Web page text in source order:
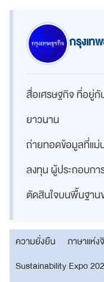
กรุงเท
สื่อเศรษฐกิจ ที่อยู่กั
ยาวนาน
ถ่ายทอดข้อมูลที่แม่
ลงทุน ผู้ประกอบกา
ตัดสินใจบนพื้นฐานข
ความยั่งยืน
ภาษาแห่
Sustainability Expo